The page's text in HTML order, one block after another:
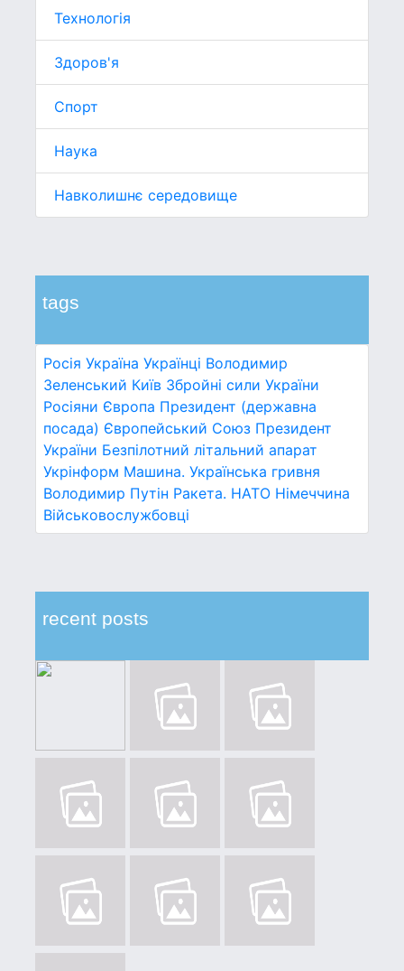
Технологія
Здоров'я
Спорт
Наука
Навколишнє середовище
tags
Росія Україна Українці Володимир
Зеленський Київ Збройні сили України
Росіяни Європа Президент (державна
посада) Європейський Союз Президент
України Безпілотний літальний апарат
Укрінформ Машина. Українська гривня
Володимир Путін Ракета. НАТО Німеччина
Військовослужбовці
recent posts